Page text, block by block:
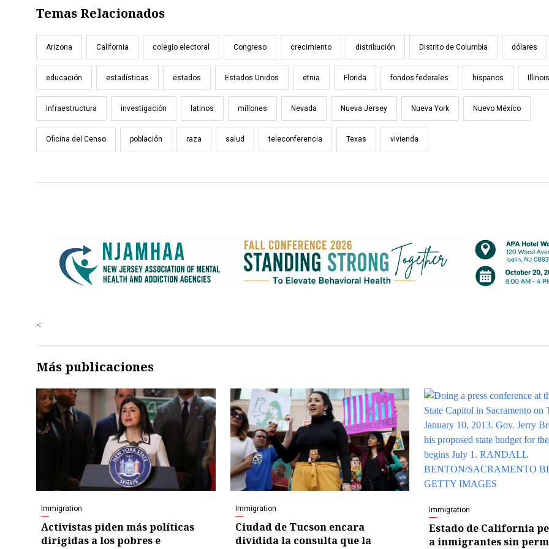
Temas Relacionados
Arizona California colegio electoral Congreso crecimiento distribución Distrito de Columbia dólares
educación estadísticas estados Estados Unidos etnia Florida fondos federales hispanos Illinois
infraestructura investigación latinos millones Nevada Nueva Jersey Nueva York Nuevo México
Oficina del Censo población raza salud teleconferencia Texas vivienda
<
Más publicaciones
Immigration
Activistas piden más políticas
dirigidas a los pobres e
Immigration
Ciudad de Tucson encara
dividida la consulta que la
Immigration
Estado de California
a inmigrantes sin